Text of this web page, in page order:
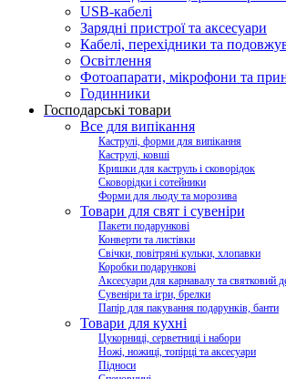
USB-кабелі
Зарядні пристрої та аксесуари
Кабелі, перехідники та
Освітлення
Фотоапарати, мікрофони та
Годинники
Господарські товари
Все для випікання
Каструлі, форми для випікання
Каструлі, ковші
Кришки для каструль і сковорідок
Сковорідки і сотейники
Форми для льоду та морозива
Товари для свят і сувеніри
Пакети подарункові
Конверти та листівки
Свічки, повітряні кульки, хлопавки
Коробки подарункові
Аксесуари для карнавалу та святковий
Сувеніри та ігри, брелки
Папір для пакування подарунків, банти
Товари для кухні
Цукорниці, серветниці і набори
Ножі, ножиці, топірці та аксесуари
Підноси